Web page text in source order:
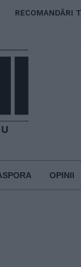
RECOMANDĂRI
OPINII